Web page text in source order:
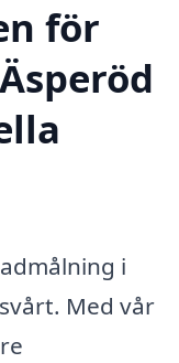
för
i
Med vår